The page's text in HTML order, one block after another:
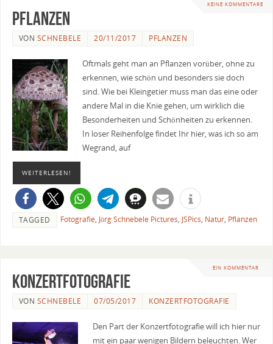
KEINE KOMMENTARE
Pflanzen
VON SCHNEBELE 20/11/2017 PFLANZEN
Oftmals geht man an Pflanzen vorüber, ohne zu
erkennen, wie schön und besonders sie doch
sind. Wie bei Kleingetier muss man das eine oder
andere Mal in die Knie gehen, um wirklich die
Besonderheiten und Schönheiten zu erkennen.
In loser Reihenfolge findet Ihr hier, was ich so am
Wegrand, auf
WEITERLESEN!
TAGGED Fotografie, Jörg Schnebele Pictures, JSPics, Natur, Pflanzen
EIN KOMMENTAR
Konzertfotografie
VON SCHNEBELE 07/05/2017 KONZERTFOTOGRAFIE
Den Part der Konzertfotografie will ich hier nur
mit ein paar wenigen Bildern beleuchten. Wer